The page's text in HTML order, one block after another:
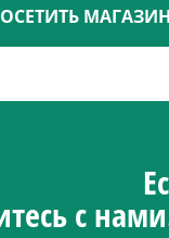
МАГАЗИН
с